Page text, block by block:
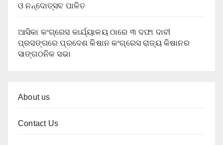
ଓ ନନ୍ଦୋତ୍ସବ ପାଳିତ
ଆସିକା କଂଗ୍ରେସ କାର୍ଯ୍ୟାଳୟ ଠାରେ ୩ ଦଫା ଦାବୀ
ପ୍ରସଙ୍ଗରେ ପ୍ରଦେଶ କିଷାନ କଂଗ୍ରେସ ରାଜ୍ୟ କିଷାନର
ସାଙ୍ଗଠନିକ ସଭା
About us
Contact Us